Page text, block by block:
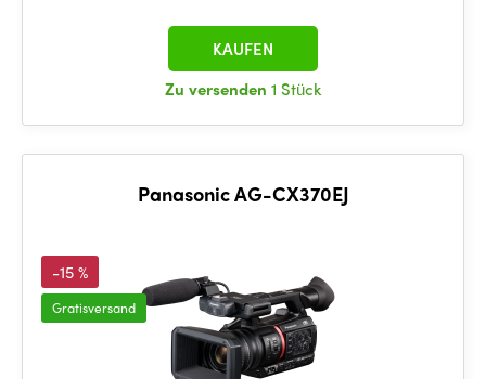
Zu versenden 1 Stück
KAUFEN
Panasonic AG-CX370EJ
-15 %
Gratisversand